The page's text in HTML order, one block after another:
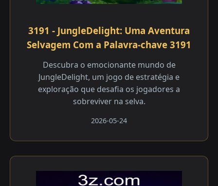
3191 - JungleDelight: Uma Aventura
Selvagem Com a Palavra-chave 3191
Descubra o emocionante mundo de
JungleDelight, um jogo de estratégia e
exploração que desafia os jogadores a
sobreviver na selva.
2026-05-24